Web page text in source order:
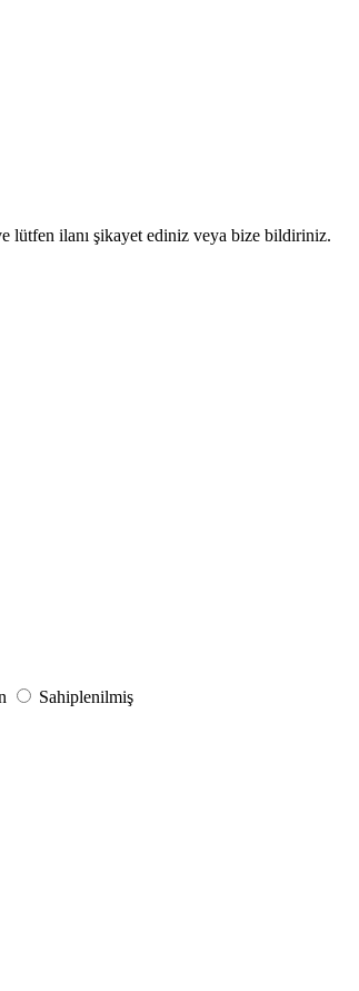
lütfen ilanı şikayet ediniz veya bize bildiriniz.
Sahiplenilmiş